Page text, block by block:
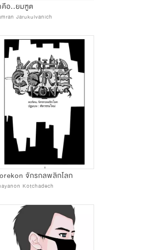
คือ..ยมฑูต
Jarukulvanich
จักรกลพลิกโลก
Kotchadech